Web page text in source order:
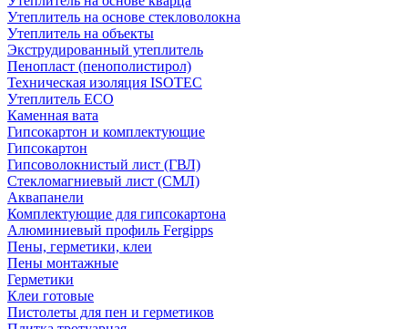
Утеплитель на основе стекловолокна
Утеплитель на объекты
Экструдированный утеплитель
Пенопласт (пенополистирол)
Техническая изоляция ISOTEC
Утеплитель ECO
Каменная вата
Гипсокартон и комплектующие
Гипсокартон
Гипсоволокнистый лист (ГВЛ)
Стекломагниевый лист (СМЛ)
Аквапанели
Комплектующие для гипсокартона
Алюминиевый профиль Fergipps
Пены, герметики, клеи
Пены монтажные
Герметики
Клеи готовые
Пистолеты для пен и герметиков